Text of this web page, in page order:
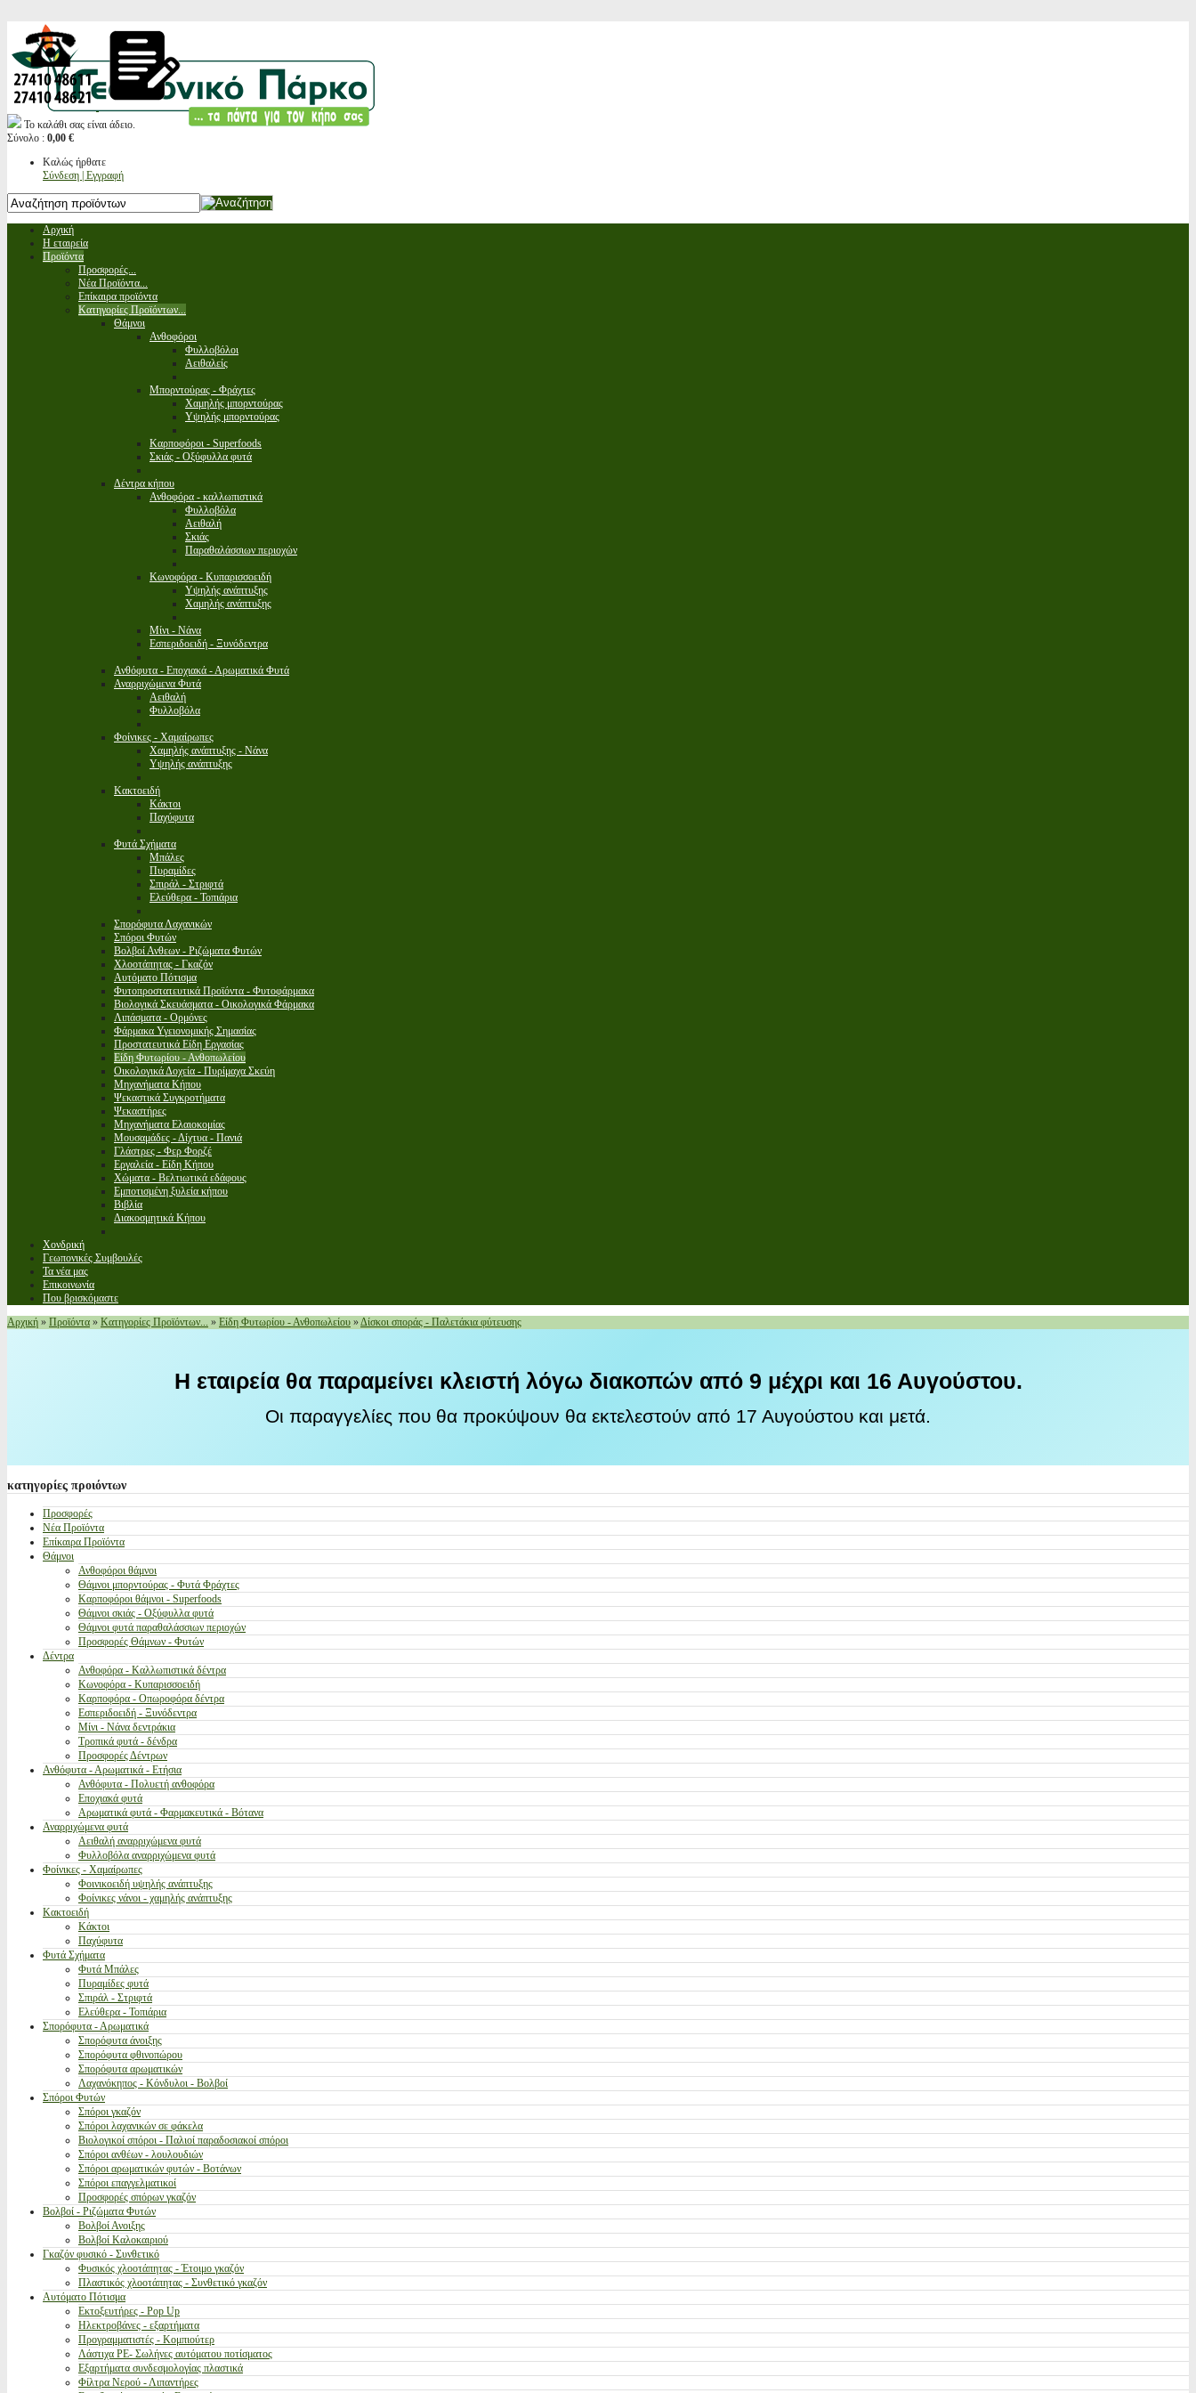
Το καλάθι σας είναι άδειο.
Σύνολο : 0,00 €
Καλώς ήρθατε
Σύνδεση | Εγγραφή
Αρχική
Η εταιρεία
Προϊόντα
Προσφορές...
Νέα Προϊόντα...
Επίκαιρα προϊόντα
Κατηγορίες Προϊόντων...
Θάμνοι
Ανθοφόροι
Φυλλοβόλοι
Αειθαλείς
Μπορντούρας - Φράχτες
Χαμηλής μπορντούρας
Υψηλής μπορντούρας
Καρποφόροι - Superfoods
Σκιάς - Οξύφυλλα φυτά
Δέντρα κήπου
Ανθοφόρα - καλλωπιστικά
Φυλλοβόλα
Αειθαλή
Σκιάς
Παραθαλάσσιων περιοχών
Κωνοφόρα - Κυπαρισσοειδή
Υψηλής ανάπτυξης
Χαμηλής ανάπτυξης
Μίνι - Νάνα
Εσπεριδοειδή - Ξυνόδεντρα
Ανθόφυτα - Εποχιακά - Αρωματικά Φυτά
Αναρριχώμενα Φυτά
Αειθαλή
Φυλλοβόλα
Φοίνικες - Χαμαίρωπες
Χαμηλής ανάπτυξης - Νάνα
Υψηλής ανάπτυξης
Κακτοειδή
Κάκτοι
Παχύφυτα
Φυτά Σχήματα
Μπάλες
Πυραμίδες
Σπιράλ - Στριφτά
Ελεύθερα - Τοπιάρια
Σπορόφυτα Λαχανικών
Σπόροι Φυτών
Βολβοί Ανθεων - Ριζώματα Φυτών
Χλοοτάπητας - Γκαζόν
Αυτόματο Πότισμα
Φυτοπροστατευτικά Προϊόντα - Φυτοφάρμακα
Βιολογικά Σκευάσματα - Οικολογικά Φάρμακα
Λιπάσματα - Ορμόνες
Φάρμακα Υγειονομικής Σημασίας
Προστατευτικά Είδη Εργασίας
Είδη Φυτωρίου - Ανθοπωλείου
Οικολογικά Δοχεία - Πυρίμαχα Σκεύη
Μηχανήματα Κήπου
Ψεκαστικά Συγκροτήματα
Ψεκαστήρες
Μηχανήματα Ελαιοκομίας
Μουσαμάδες - Δίχτυα - Πανιά
Γλάστρες - Φερ Φορζέ
Εργαλεία - Είδη Κήπου
Χώματα - Βελτιωτικά εδάφους
Εμποτισμένη ξυλεία κήπου
Βιβλία
Διακοσμητικά Κήπου
Χονδρική
Γεωπονικές Συμβουλές
Τα νέα μας
Επικοινωνία
Που βρισκόμαστε
Αρχική » Προϊόντα » Κατηγορίες Προϊόντων... » Είδη Φυτωρίου - Ανθοπωλείου »Δίσκοι σποράς - Παλετάκια φύτευσης
Η εταιρεία θα παραμείνει κλειστή λόγω διακοπών από 9 μέχρι και 16 Αυγούστου.
Οι παραγγελίες που θα προκύψουν θα εκτελεστούν από 17 Αυγούστου και μετά.
κατηγορίες προιόντων
Προσφορές
Νέα Προϊόντα
Επίκαιρα Προϊόντα
Θάμνοι
Ανθοφόροι θάμνοι
Θάμνοι μπορντούρας - Φυτά Φράχτες
Καρποφόροι θάμνοι - Superfoods
Θάμνοι σκιάς - Οξύφυλλα φυτά
Θάμνοι φυτά παραθαλάσσιων περιοχών
Προσφορές Θάμνων - Φυτών
Δέντρα
Ανθοφόρα - Καλλωπιστικά δέντρα
Κωνοφόρα - Κυπαρισσοειδή
Καρποφόρα - Οπωροφόρα δέντρα
Εσπεριδοειδή - Ξυνόδεντρα
Μίνι - Νάνα δεντράκια
Τροπικά φυτά - δένδρα
Προσφορές Δέντρων
Ανθόφυτα - Αρωματικά - Ετήσια
Ανθόφυτα - Πολυετή ανθοφόρα
Εποχιακά φυτά
Αρωματικά φυτά - Φαρμακευτικά - Βότανα
Αναρριχώμενα φυτά
Αειθαλή αναρριχώμενα φυτά
Φυλλοβόλα αναρριχώμενα φυτά
Φοίνικες - Χαμαίρωπες
Φοινικοειδή υψηλής ανάπτυξης
Φοίνικες νάνοι - χαμηλής ανάπτυξης
Κακτοειδή
Κάκτοι
Παχύφυτα
Φυτά Σχήματα
Φυτά Μπάλες
Πυραμίδες φυτά
Σπιράλ - Στριφτά
Ελεύθερα - Τοπιάρια
Σπορόφυτα - Αρωματικά
Σπορόφυτα άνοιξης
Σπορόφυτα φθινοπώρου
Σπορόφυτα αρωματικών
Λαχανόκηπος - Κόνδυλοι - Βολβοί
Σπόροι Φυτών
Σπόροι γκαζόν
Σπόροι λαχανικών σε φάκελα
Βιολογικοί σπόροι - Παλιοί παραδοσιακοί σπόροι
Σπόροι ανθέων - λουλουδιών
Σπόροι αρωματικών φυτών - Βοτάνων
Σπόροι επαγγελματικοί
Προσφορές σπόρων γκαζόν
Βολβοί - Ριζώματα Φυτών
Βολβοί Ανοιξης
Βολβοί Καλοκαιριού
Γκαζόν φυσικό - Συνθετικό
Φυσικός χλοοτάπητας - Έτοιμο γκαζόν
Πλαστικός χλοοτάπητας - Συνθετικό γκαζόν
Αυτόματο Πότισμα
Εκτοξευτήρες - Pop Up
Ηλεκτροβάνες - εξαρτήματα
Προγραμματιστές - Κομπιούτερ
Λάστιχα PE- Σωλήνες αυτόματου ποτίσματος
Εξαρτήματα συνδεσμολογίας πλαστικά
Φίλτρα Νερού - Λιπαντήρες